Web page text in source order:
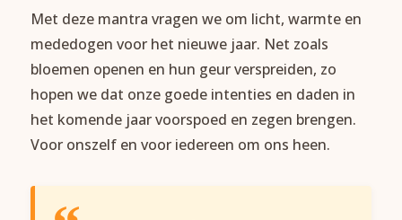
Met deze mantra vragen we om licht, warmte en
mededogen voor het nieuwe jaar. Net zoals
bloemen openen en hun geur verspreiden, zo
hopen we dat onze goede intenties en daden in
het komende jaar voorspoed en zegen brengen.
Voor onszelf en voor iedereen om ons heen.